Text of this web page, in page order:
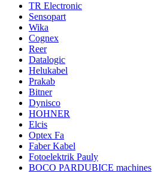
TR Electronic
Sensopart
Wika
Cognex
Reer
Datalogic
Helukabel
Prakab
Bitner
Dynisco
HOHNER
Elcis
Optex Fa
Faber Kabel
Fotoelektrik Pauly
BOCO PARDUBICE machines